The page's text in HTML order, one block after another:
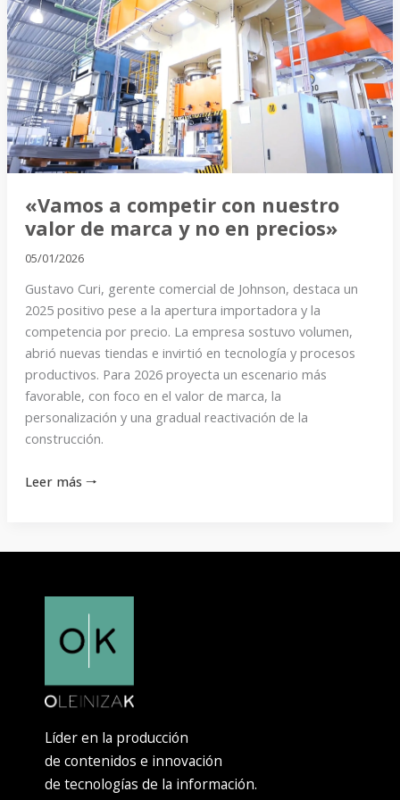
«Vamos a competir con nuestro
valor de marca y no en precios»
05/01/2026
Gustavo Curi, gerente comercial de Johnson, destaca un
2025 positivo pese a la apertura importadora y la
competencia por precio. La empresa sostuvo volumen,
abrió nuevas tiendas e invirtió en tecnología y procesos
productivos. Para 2026 proyecta un escenario más
favorable, con foco en el valor de marca, la
personalización y una gradual reactivación de la
construcción.
competir
con
nuestro
valor
de
marca
y
en
precios»
Leer más 🠒
Líder en la producción
de contenidos e innovación
de tecnologías de la información.